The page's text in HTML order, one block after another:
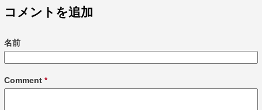
コメントを追加
名前
Comment *